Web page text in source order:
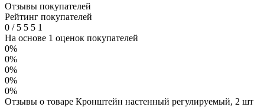
Отзывы покупателей
Рейтинг покупателей
0 /5 5 5 1
На основе 1 оценок покупателей
0%
0%
0%
0%
0%
Отзывы о товаре Кронштейн настенный регулируемый, 2 шт